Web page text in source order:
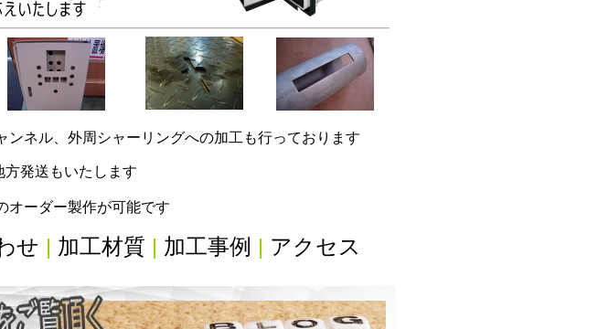
ネル、外周シャーリングへの加工も行っております
方発送もいたします
オーダー製作が可能です
せ | 加工材質 | 加工事例 | アクセス